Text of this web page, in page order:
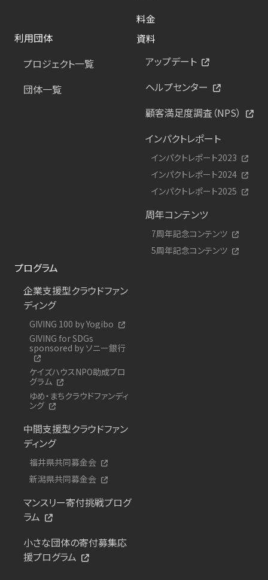
料金
利用団体
プロジェクト一覧
団体一覧
資料
アップデート
ヘルプセンター
顧客満足度調査（NPS）
インパクトレポート
インパクトレポート2023
インパクトレポート2024
インパクトレポート2025
周年コンテンツ
7周年記念コンテンツ
5周年記念コンテンツ
プログラム
企業支援型クラウドファン
ディング
GIVING 100 by Yogibo
GIVING for SDGs
sponsored by ソニー銀行
ケイズハウスNPO助成プロ
グラム
ゆめ・まちクラウドファンディ
ング
中間支援型クラウドファン
ディング
福井県共同募金会
新潟県共同募金会
マンスリー寄付挑戦プログ
ラム
小さな団体の寄付募集応
援プログラム